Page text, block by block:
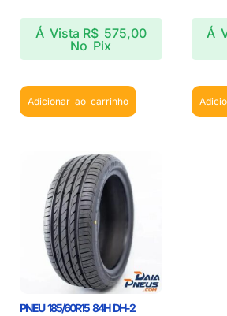
Á Vista R$575,00
No Pix
Adicionar ao carrinho
Á
PNEU 185/60R15 84H DH-2